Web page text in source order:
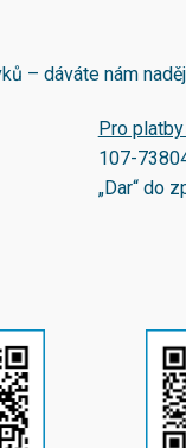
– dáváte nám
Pro platby
107-
„Dar“ do